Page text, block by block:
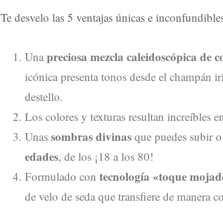
Te desvelo las 5 ventajas únicas e
Una preciosa mezcla caleidoscópica de
icónica presenta tonos desde el champán
destello.
Los colores y texturas resultan increíbles
Unas sombras divinas que puedes subir
edades, de los ¡18 a los 80!
Formulado con tecnología «toque
de velo de seda que transfiere de manera